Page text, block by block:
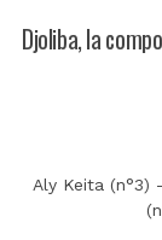
Djoliba, la
Aly Keita (n°3)